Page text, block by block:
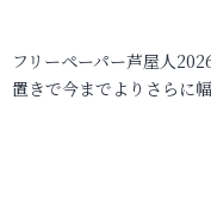
フリーペーパー芦屋人
置きで今までよりさらに